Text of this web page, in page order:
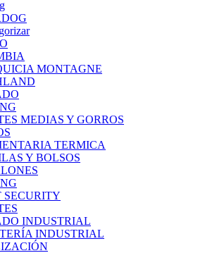
MONTAGNE
MEDIAS Y GORROS
TERMICA
Y BOLSOS
SECURITY
INDUSTRIAL
INDUSTRIAL